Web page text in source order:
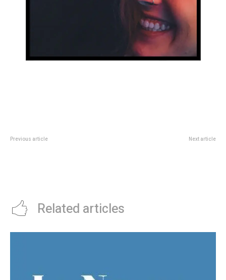
Previous article Next article
Related articles